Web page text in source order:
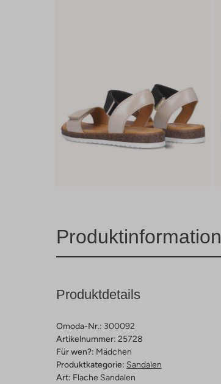
Produktinformation
Produktdetails
Omoda-Nr.: 300092
Artikelnummer: 25728
Für wen?: Mädchen
Produktkategorie: Sandalen
Art: Flache Sandalen